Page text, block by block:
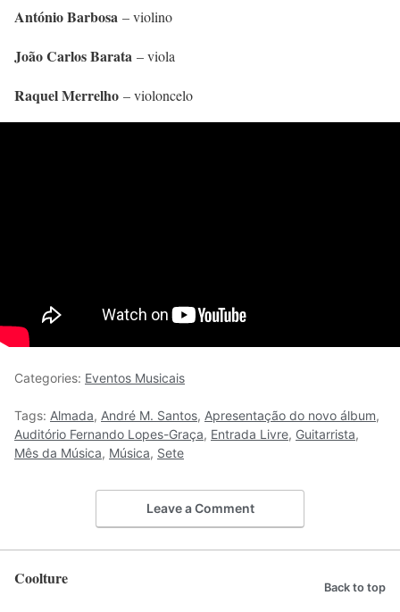
António Barbosa – violino
João Carlos Barata – viola
Raquel Merrelho – violoncelo
Categories: Eventos Musicais
Tags: Almada, André M. Santos, Apresentação do novo álbum,
Auditório Fernando Lopes-Graça, Entrada Livre, Guitarrista,
Mês da Música, Música, Sete
Leave a Comment
Coolture Back to top